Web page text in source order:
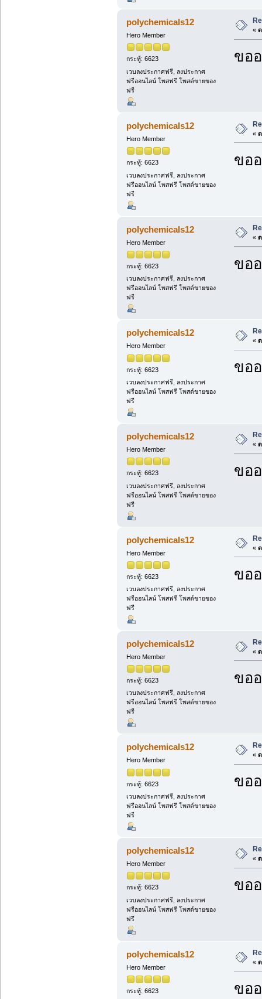
polychemicals12
Hero Member
กระทู้: 6623
เวบลงประกาศฟรี, ลงประกาศ
ฟรีออนไลน์ โพสฟรี โพสต์ขายของ
ฟรี
«
ขอ
polychemicals12
Hero Member
กระทู้: 6623
เวบลงประกาศฟรี, ลงประกาศ
ฟรีออนไลน์ โพสฟรี โพสต์ขายของ
ฟรี
«
ขอ
polychemicals12
Hero Member
กระทู้: 6623
เวบลงประกาศฟรี, ลงประกาศ
ฟรีออนไลน์ โพสฟรี โพสต์ขายของ
ฟรี
«
ขอ
polychemicals12
Hero Member
กระทู้: 6623
เวบลงประกาศฟรี, ลงประกาศ
ฟรีออนไลน์ โพสฟรี โพสต์ขายของ
ฟรี
«
ขอ
polychemicals12
Hero Member
กระทู้: 6623
เวบลงประกาศฟรี, ลงประกาศ
ฟรีออนไลน์ โพสฟรี โพสต์ขายของ
ฟรี
«
ขอ
polychemicals12
Hero Member
กระทู้: 6623
เวบลงประกาศฟรี, ลงประกาศ
ฟรีออนไลน์ โพสฟรี โพสต์ขายของ
ฟรี
«
ขอ
polychemicals12
Hero Member
กระทู้: 6623
เวบลงประกาศฟรี, ลงประกาศ
ฟรีออนไลน์ โพสฟรี โพสต์ขายของ
ฟรี
«
ขอ
polychemicals12
Hero Member
กระทู้: 6623
เวบลงประกาศฟรี, ลงประกาศ
ฟรีออนไลน์ โพสฟรี โพสต์ขายของ
ฟรี
«
ขอ
polychemicals12
Hero Member
กระทู้: 6623
เวบลงประกาศฟรี, ลงประกาศ
ฟรีออนไลน์ โพสฟรี โพสต์ขายของ
ฟรี
«
ขอ
polychemicals12
Hero Member
กระทู้: 6623
«
ขอ